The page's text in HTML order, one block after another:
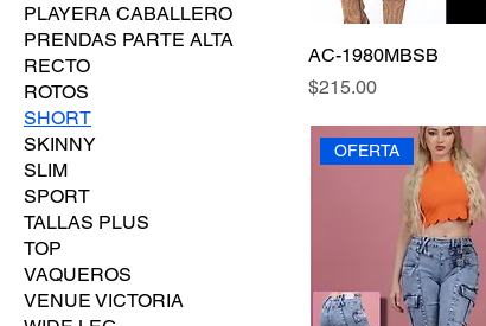
PLAYERA CABALLERO
PRENDAS PARTE ALTA
RECTO
ROTOS
SHORT
SKINNY
SLIM
SPORT
TALLAS PLUS
TOP
VAQUEROS
VENUE VICTORIA
AC-1980MBSB
Precio
$215.00
OFERTA